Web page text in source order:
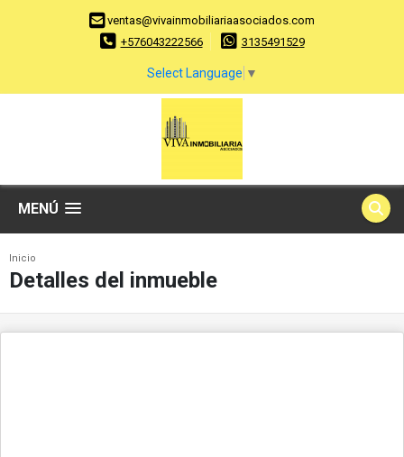
ventas@vivainmobiliariaasociados.com
+576043222566
3135491529
Select Language ▼
MENÚ
Inicio
Detalles del inmueble